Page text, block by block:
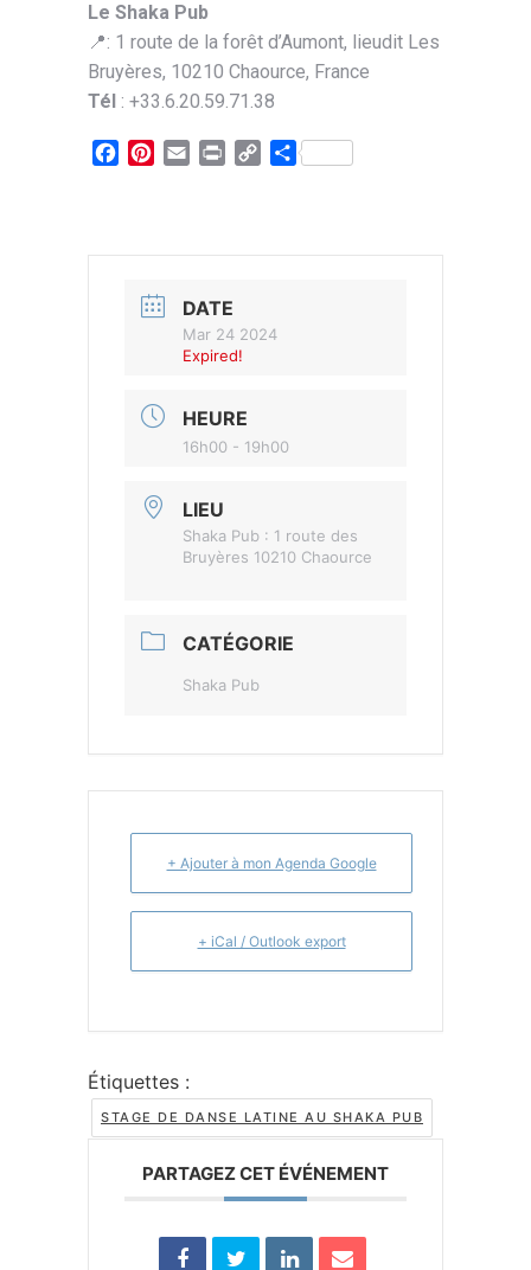
Le Shaka Pub
📍: 1 route de la forêt d’Aumont, lieudit Les
Bruyères, 10210 Chaource, France
Tél : +33.6.20.59.71.38
Facebook
Pinterest
Email Print
CopyPartager
DATE
Mar 24 2024
Expired!
HEURE
16h00 - 19h00
LIEU
Shaka Pub : 1 route des
Bruyères 10210 Chaource
CATÉGORIE
Shaka Pub
+ Ajouter à mon Agenda Google
+ iCal / Outlook export
Étiquettes :
STAGE DE DANSE LATINE AU SHAKA PUB
PARTAGEZ CET ÉVÉNEMENT